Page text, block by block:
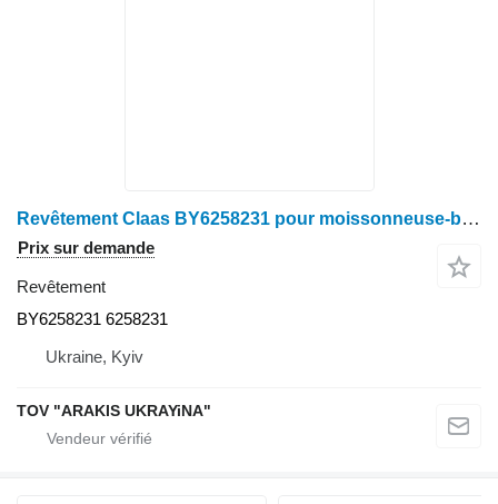
Revêtement Claas BY6258231 pour moissonneuse-batteuse Claas
Prix sur demande
Revêtement
BY6258231 6258231
Ukraine, Kyiv
TOV "ARAKIS UKRAYiNA"